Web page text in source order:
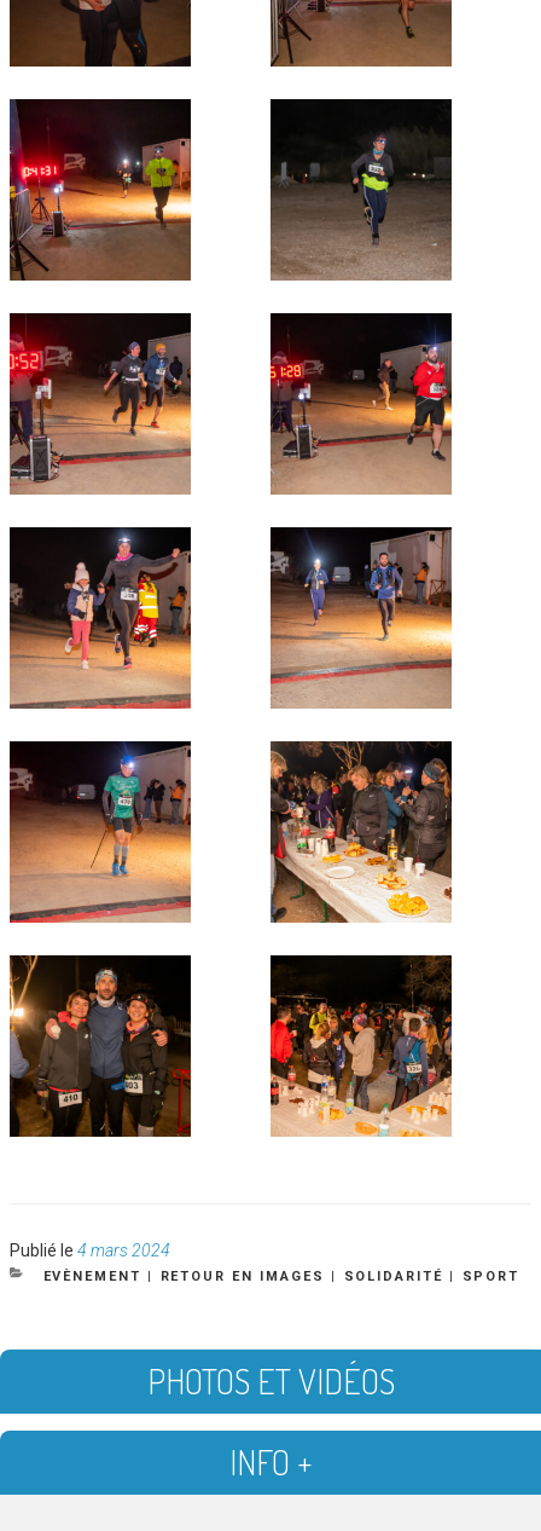
Publié le Publié
le
4 mars 2024
CATÉGORIES
EVÈNEMENT RETOUR EN IMAGES SOLIDARITÉ SPORT
PHOTOS ET VIDÉOS
INFO +